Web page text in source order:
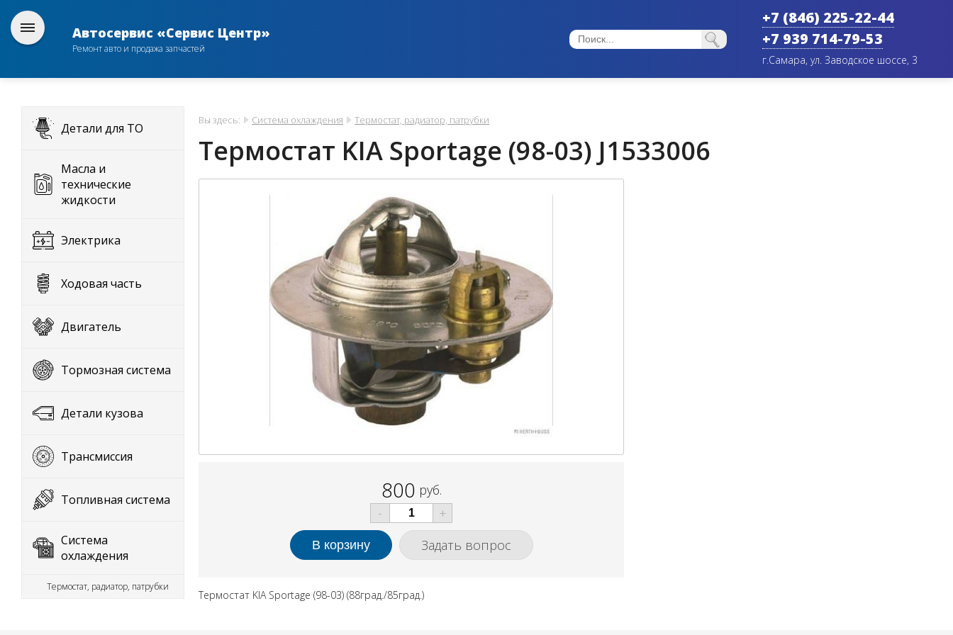
Автосервис «Сервис Центр»
Ремонт авто и продажа запчастей
+7 (846) 225-22-44
+7 939 714-79-53
г.Самара, ул. Заводское шоссе, 3
Детали для ТО
Масла и
технические
жидкости
Электрика
Ходовая часть
Двигатель
Тормозная система
Детали кузова
Трансмиссия
Топливная система
Система
охлаждения
Термостат, радиатор, патрубки
Вы здесь: Система охлаждения Термостат, радиатор, патрубки
Термостат KIA Sportage (98-03) J1533006
800 руб.
-
+
Задать вопрос
Термостат KIA Sportage (98-03) (88град./85град.)